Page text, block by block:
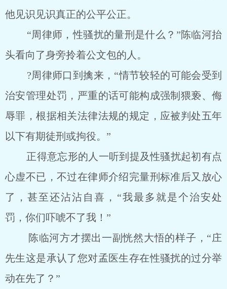
他见识见识真正的公平公正。
“周律师，性骚扰的量刑是什么？”陈临河抬
头看向了身旁拎着公文包的人。
?周律师口到擒来，“情节较轻的可能会受到
治安管理处罚，严重的话可能构成强制猥亵、侮
辱罪，根据相关法律法规的规定，应被判处五年
以下有期徒刑或拘役。”
正得意忘形的人一听到提及性骚扰起初有点
心虚不已，不过在律师介绍完量刑标准后又放心
了，甚至还沾沾自喜，“我最多就是个治安处
罚，你们吓唬不了我！”
陈临河方才摆出一副恍然大悟的样子，“庄
先生这是承认了您对孟医生存在性骚扰的过分举
动在先了？”